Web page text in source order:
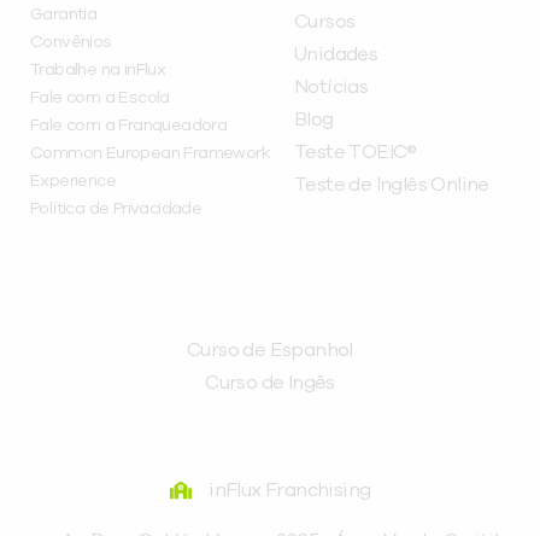
Garantia
Convênios
Trabalhe na inFlux
Fale com a Escola
Fale com a Franqueadora
Common European Framework
Experience
Política de Privacidade
Cursos
Unidades
Notícias
Blog
Teste TOEIC®
Teste de Inglês Online
Curso de Espanhol
Curso de Ingês
inFlux Franchising